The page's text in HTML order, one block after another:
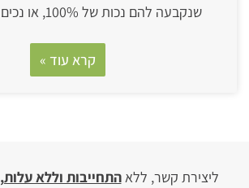
שנקבעה להם נכות של 100%, או נכים בדרגת נכות
קרא עוד »
ליצירת קשר, ללאהתחייבות וללא עלות,